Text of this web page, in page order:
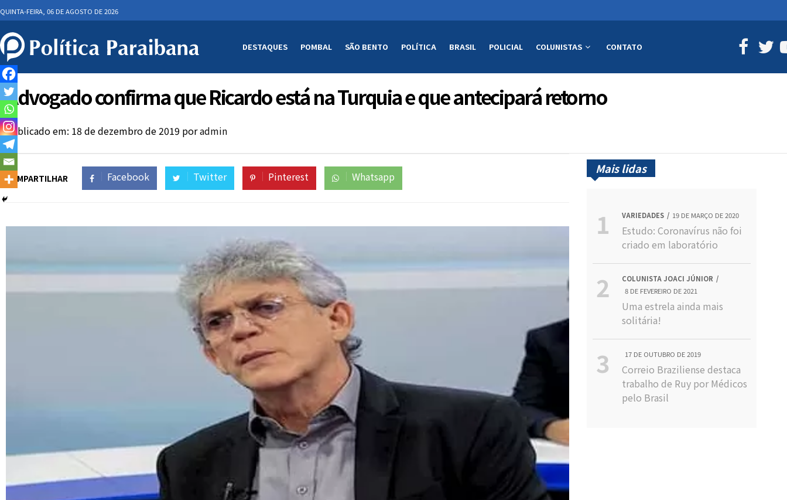
QUINTA-FEIRA, 06 DE AGOSTO DE 2026
DESTAQUES POMBAL SÃO BENTO POLÍTICA BRASIL POLICIAL COLUNISTAS CONTATO
Advogado confirma que Ricardo está na Turquia e que antecipará retorno
Publicado em: 18 de dezembro de 2019 poradmin
COMPARTILHAR Facebook Twitter Pinterest Whatsapp
Mais lidas
VARIEDADES 19 DE MARÇO DE 2020
Estudo: Coronavírus não foi
criado em laboratório
COLUNISTA JOACI JÚNIOR
8 DE FEVEREIRO DE 2021
Uma estrela ainda mais
solitária!
17 DE OUTUBRO DE 2019
Correio Braziliense destaca
trabalho de Ruy por Médicos
pelo Brasil